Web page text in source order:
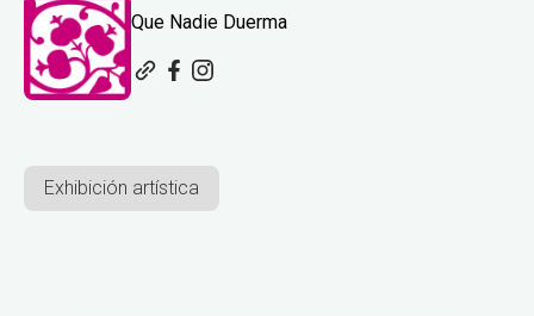
Que Nadie Duerma
Exhibición artística